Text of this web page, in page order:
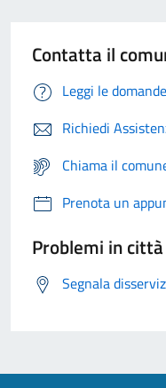
Contatta il
Leggi le
Richiedi
Chiama il
Prenota un
Problemi in città
Segnala